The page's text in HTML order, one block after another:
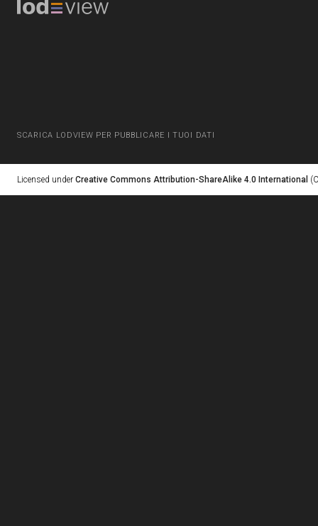
SCARICA LODVIEW PER PUBBLICARE I TUOI DATI
Licensed under Creative Commons Attribution-ShareAlike 4.0 International